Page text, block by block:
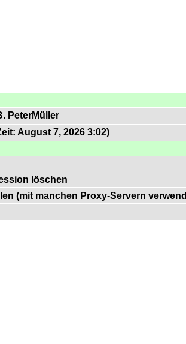
PeterMüller
August 7, 2026 3:02)
löschen
(mit manchen Proxy-Servern